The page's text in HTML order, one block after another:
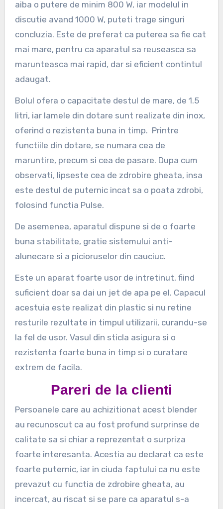
aiba o putere de minim 800 W, iar modelul in
discutie avand 1000 W, puteti trage singuri
concluzia. Este de preferat ca puterea sa fie cat
mai mare, pentru ca aparatul sa reuseasca sa
marunteasca mai rapid, dar si eficient contintul
adaugat.
Bolul ofera o capacitate destul de mare, de 1.5
litri, iar lamele din dotare sunt realizate din inox,
oferind o rezistenta buna in timp. Printre
functiile din dotare, se numara cea de
maruntire, precum si cea de pasare. Dupa cum
observati, lipseste cea de zdrobire gheata, insa
este destul de puternic incat sa o poata zdrobi,
folosind functia Pulse.
De asemenea, aparatul dispune si de o foarte
buna stabilitate, gratie sistemului anti-
alunecare si a picioruselor din cauciuc.
Este un aparat foarte usor de intretinut, fiind
suficient doar sa dai un jet de apa pe el. Capacul
acestuia este realizat din plastic si nu retine
resturile rezultate in timpul utilizarii, curandu-se
la fel de usor. Vasul din sticla asigura si o
rezistenta foarte buna in timp si o curatare
extrem de facila.
Pareri de la clienti
Persoanele care au achizitionat acest blender
au recunoscut ca au fost profund surprinse de
calitate sa si chiar a reprezentat o surpriza
foarte interesanta. Acestia au declarat ca este
foarte puternic, iar in ciuda faptului ca nu este
prevazut cu functia de zdrobire gheata, au
incercat, au riscat si se pare ca aparatul s-a